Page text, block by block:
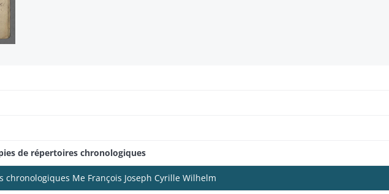
de répertoires chronologiques
Me François Joseph Cyrille Wilhelm